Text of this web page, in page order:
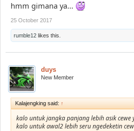
hmm gimana ya...
25 October 2017
rumble12 likes this.
duys
New Member
Kalajengking said: ↑
kalo untuk jangka panjang lebih asik cewe
kalo untuk awal2 lebih seru ngedeketin